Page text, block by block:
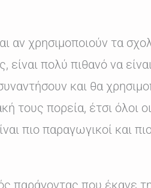
αν χρησιμοποιούν τα
είναι πολύ πιθανό να
και θα
τους πορεία, έτσι όλοι
πιο παραγωγικοί και